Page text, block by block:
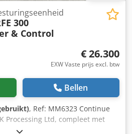
300
& Control
€ 26.300
EXW Vaste prijs excl. btw
Bellen
, Ref: MM6323 Continue
Processing Ltd, compleet met
ROKK Processing Ltd.